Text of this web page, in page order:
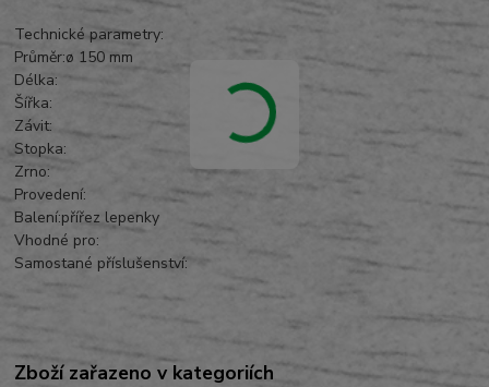
Technické parametry:
Průměr:ø 150 mm
Délka:
Šířka:
Závit:
Stopka:
Zrno:
Provedení:
Balení:přířez lepenky
Vhodné pro:
Samostané příslušenství:
Zboží zařazeno v kategoriích